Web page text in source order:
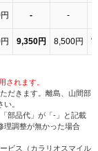
- -
9,350円 8,500円
されます。
だきます。離島、山間部
。
部品代」が「-」と記載
理調整が無かった場合
ビス（カラリオスマイル